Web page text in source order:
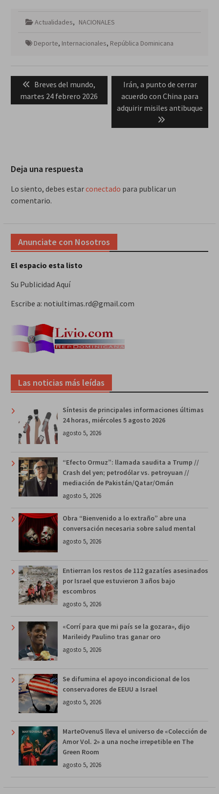
Actualidades, NACIONALES
Deporte, Internacionales, República Dominicana
entradas
Previous
post:
Breves del mundo,
martes 24 febrero 2026
Next
post:
Irán, a punto de cerrar
acuerdo con China para
adquirir misiles antibuque
Deja una respuesta
Lo siento, debes estarconectado para publicar un
comentario.
Anunciate con Nosotros
El espacio esta listo
Su Publicidad Aquí
Escribe a: notiultimas.rd@gmail.com
Las noticias más leídas
Síntesis de principales informaciones últimas
24 horas, miércoles 5 agosto 2026
agosto 5, 2026
“Efecto Ormuz”: llamada saudita a Trump //
Crash del yen; petrodólar vs. petroyuan //
mediación de Pakistán/Qatar/Omán
agosto 5, 2026
Obra “Bienvenido a lo extraño” abre una
conversación necesaria sobre salud mental
agosto 5, 2026
Entierran los restos de 112 gazatíes asesinados
por Israel que estuvieron 3 años bajo
escombros
agosto 5, 2026
«Corrí para que mi país se la gozara», dijo
Marileidy Paulino tras ganar oro
agosto 5, 2026
Se difumina el apoyo incondicional de los
conservadores de EEUU a Israel
agosto 5, 2026
MarteOvenuS lleva el universo de «Colección de
Amor Vol. 2» a una noche irrepetible en The
Green Room
agosto 5, 2026